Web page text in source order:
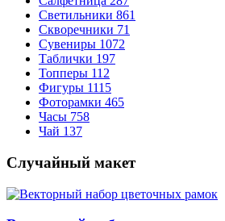
Светильники 861
Скворечники 71
Сувениры 1072
Таблички 197
Топперы 112
Фигуры 1115
Фоторамки 465
Часы 758
Чай 137
Случайный макет